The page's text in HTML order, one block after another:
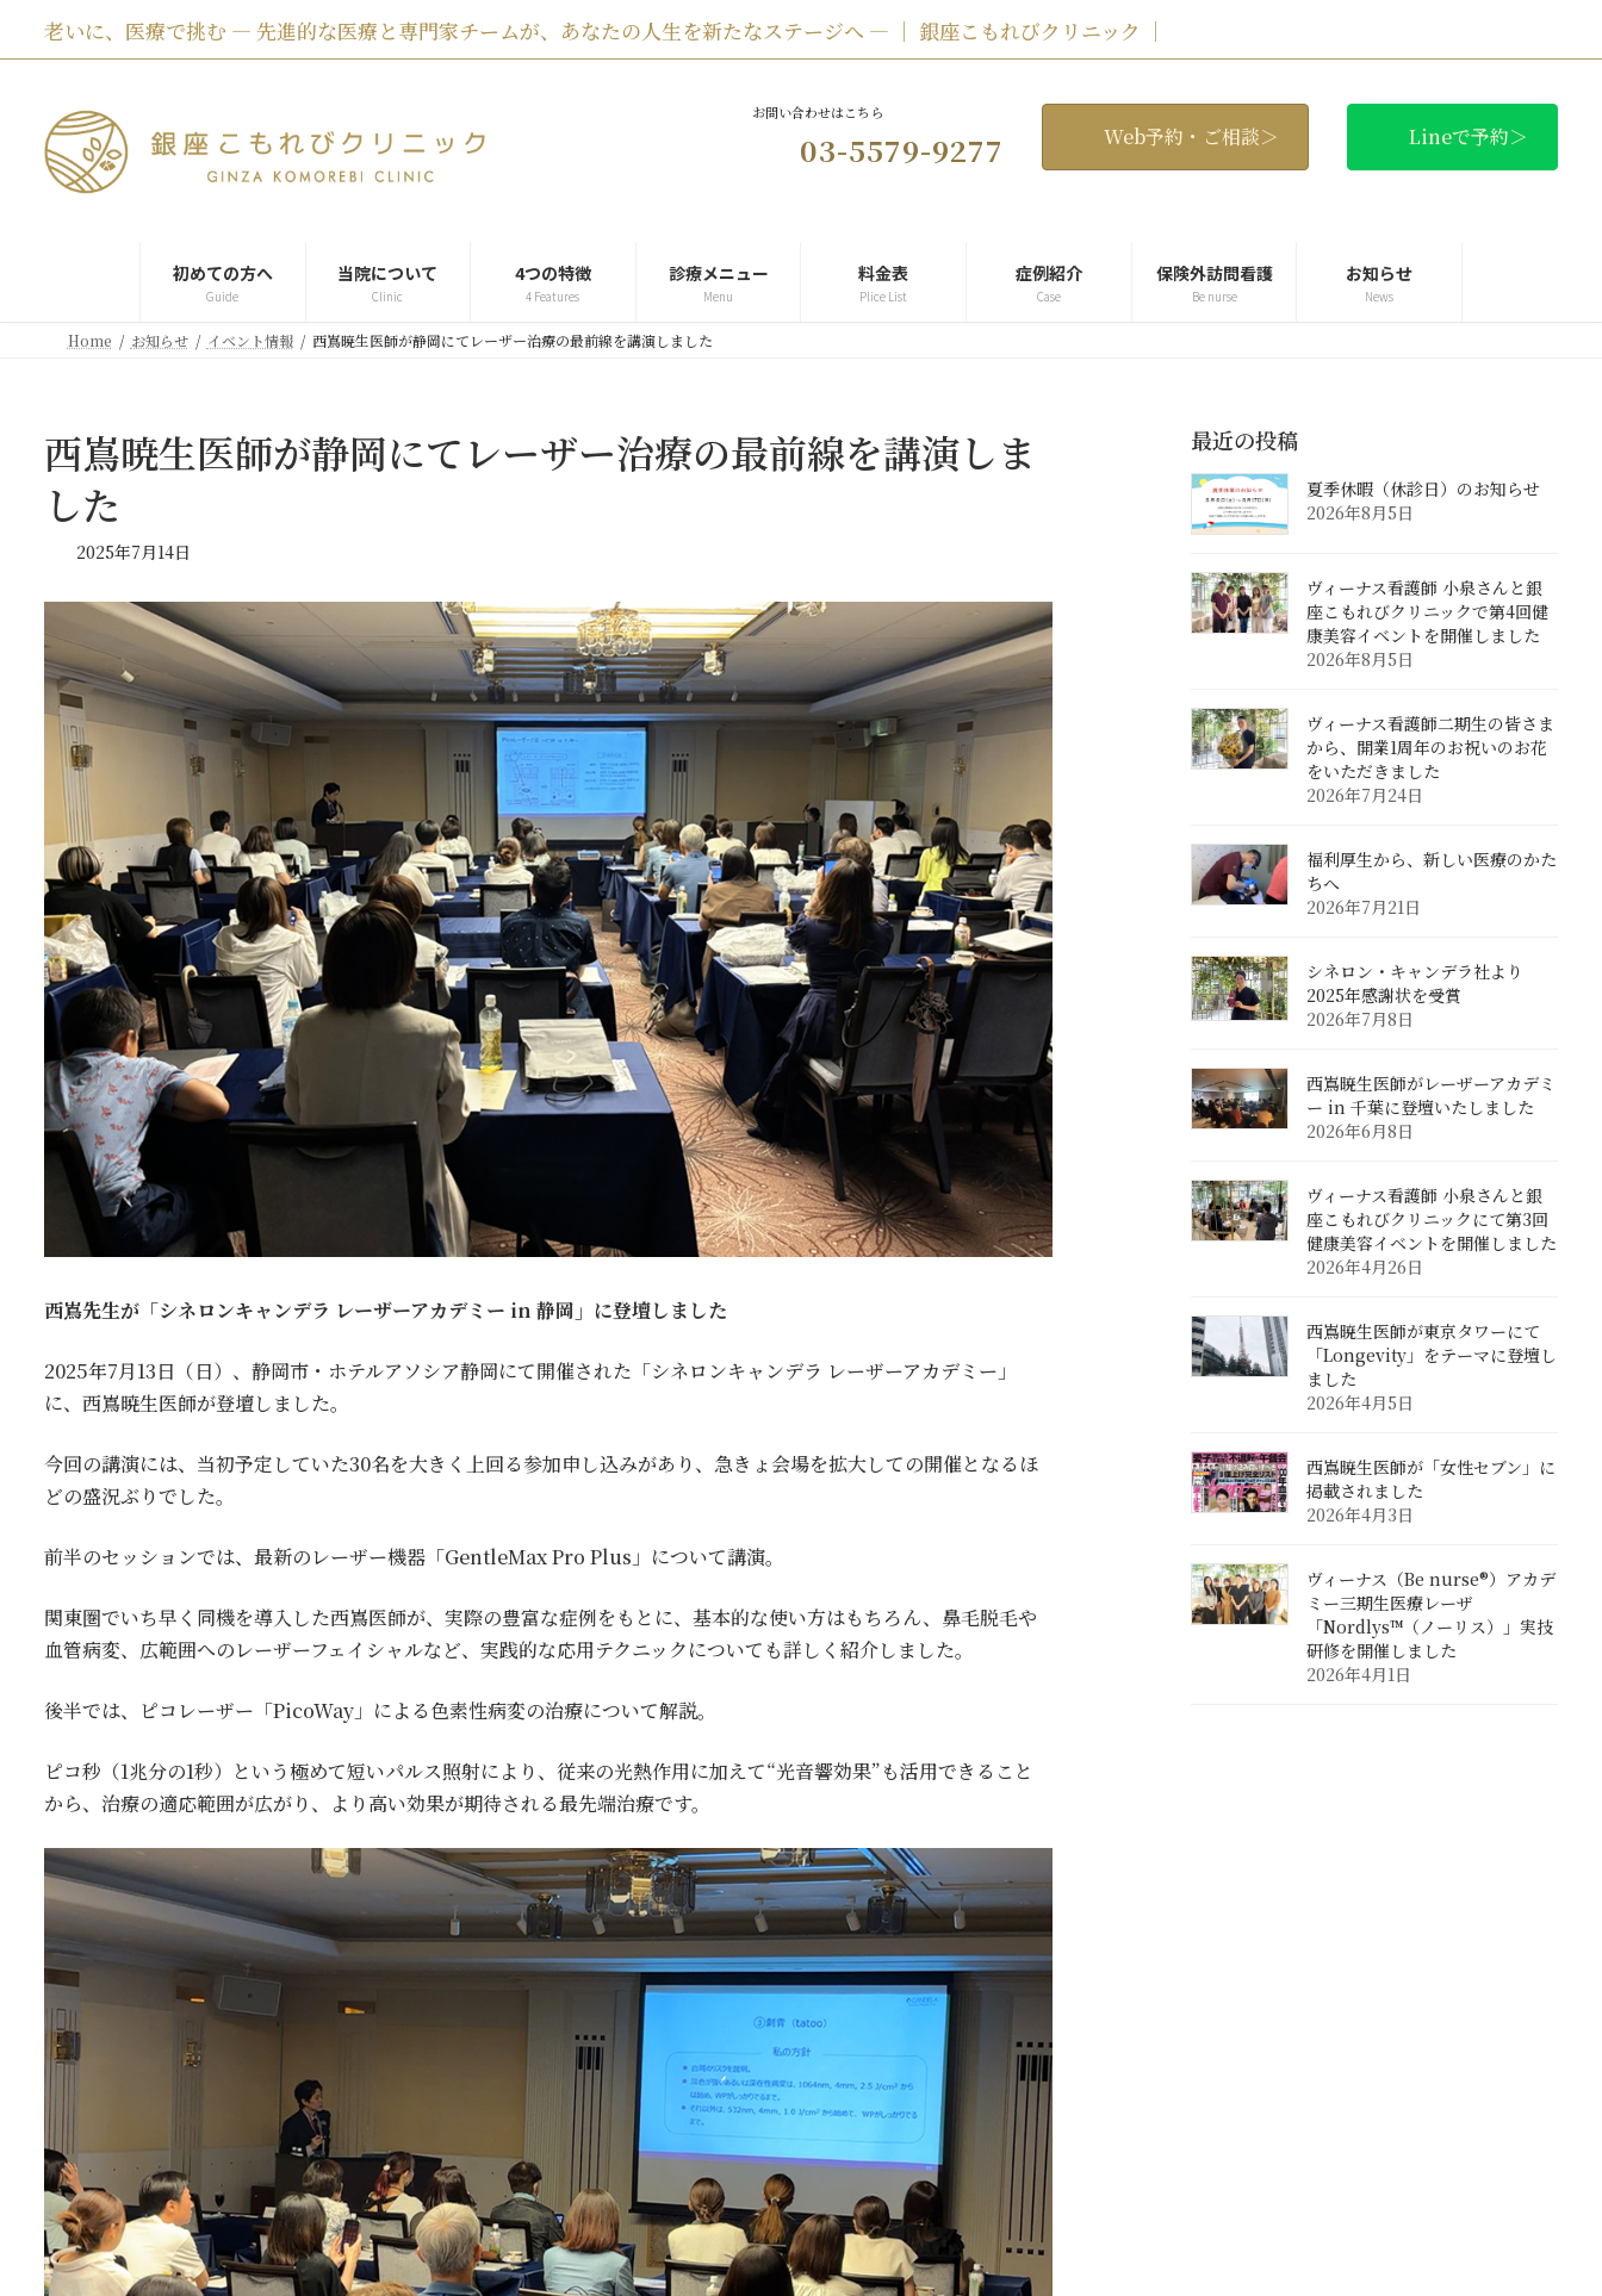
テ
ゲ
老いに、医療で挑む ― 先進的な医療と専門家チームが、あなたの人生を新たなステージへ ― ｜ 銀座こもれびクリニック ｜
お問い合わせはこちら
03-5579-9277 Web予約・ご相談＞ Lineで予約＞
初めての方へ
Guide
当院について
Clinic
4つの特徴
4 Features
診療メニュー
Menu
料金表
Plice List
症例紹介
Case
保険外訪問看護
Be nurse
お知らせ
News
Home お知らせ イベント情報 西嶌暁生医師が静岡にてレーザー治療の最前線を講演しました
西嶌暁生医師が静岡にてレーザー治療の最前線を講演しま
した
2025年7月14日
西嶌先生が「シネロンキャンデラ レーザーアカデミー in 静岡」に登壇しました
2025年7月13日（日）、静岡市・ホテルアソシア静岡にて開催された「シネロンキャンデラ レーザーアカデミー」
に、西嶌暁生医師が登壇しました。
今回の講演には、当初予定していた30名を大きく上回る参加申し込みがあり、急きょ会場を拡大しての開催となるほ
どの盛況ぶりでした。
前半のセッションでは、最新のレーザー機器「GentleMax Pro Plus」について講演。
関東圏でいち早く同機を導入した西嶌医師が、実際の豊富な症例をもとに、基本的な使い方はもちろん、鼻毛脱毛や
血管病変、広範囲へのレーザーフェイシャルなど、実践的な応用テクニックについても詳しく紹介しました。
後半では、ピコレーザー「PicoWay」による色素性病変の治療について解説。
ピコ秒（1兆分の1秒）という極めて短いパルス照射により、従来の光熱作用に加えて“光音響効果”も活用できること
から、治療の適応範囲が広がり、より高い効果が期待される最先端治療です。
最近の投稿
夏季休暇（休診日）のお知らせ
2026年8月5日
ヴィーナス看護師 小泉さんと銀
座こもれびクリニックで第4回健
康美容イベントを開催しました
2026年8月5日
ヴィーナス看護師二期生の皆さま
から、開業1周年のお祝いのお花
をいただきました
2026年7月24日
福利厚生から、新しい医療のかた
ちへ
2026年7月21日
シネロン・キャンデラ社より
2025年感謝状を受賞
2026年7月8日
西嶌暁生医師がレーザーアカデミ
ー in 千葉に登壇いたしました
2026年6月8日
ヴィーナス看護師 小泉さんと銀
座こもれびクリニックにて第3回
健康美容イベントを開催しました
2026年4月26日
西嶌暁生医師が東京タワーにて
「Longevity」をテーマに登壇し
ました
2026年4月5日
西嶌暁生医師が「女性セブン」に
掲載されました
2026年4月3日
ヴィーナス（Be nurse®）アカデ
ミー三期生医療レーザ
「Nordlys™（ノーリス）」実技
研修を開催しました
2026年4月1日